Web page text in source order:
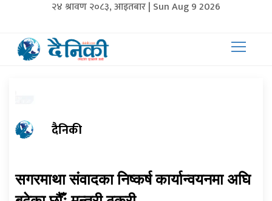
२४ श्रावण २०८३, आइतबार | Sun Aug 9 2026
दैनिकी
सगरमाथा संवादका निष्कर्ष कार्यान्वयनमा अघि